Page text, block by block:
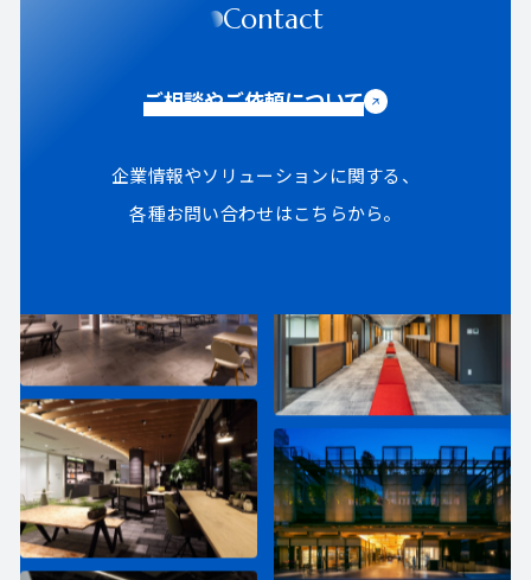
Contact
ご相談やご依頼について
企業情報やソリューションに関する、
各種お問い合わせはこちらから。